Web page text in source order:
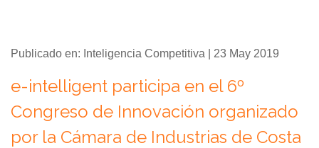
Publicado en: Inteligencia Competitiva | 23 May 2019
e-intelligent participa en el 6º
Congreso de Innovación organizado
por la Cámara de Industrias de Costa